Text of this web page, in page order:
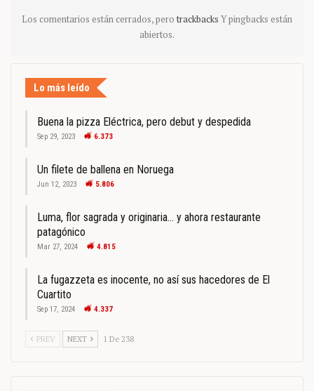
Los comentarios están cerrados, pero trackbacks Y pingbacks están
abiertos.
Lo más leído
Buena la pizza Eléctrica, pero debut y despedida
Sep 29, 2023 6.373
Un filete de ballena en Noruega
Jun 12, 2023 5.806
Luma, flor sagrada y originaria… y ahora restaurante
patagónico
Mar 27, 2024 4.815
La fugazzeta es inocente, no así sus hacedores de El
Cuartito
Sep 17, 2024 4.337
PREV NEXT 1 De 238